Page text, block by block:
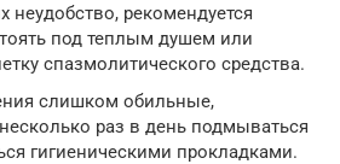
неудобство, рекомендуется
под теплым душем или
спазмолитического средства.
слишком обильные,
раз в день подмываться
гигиеническими прокладками.